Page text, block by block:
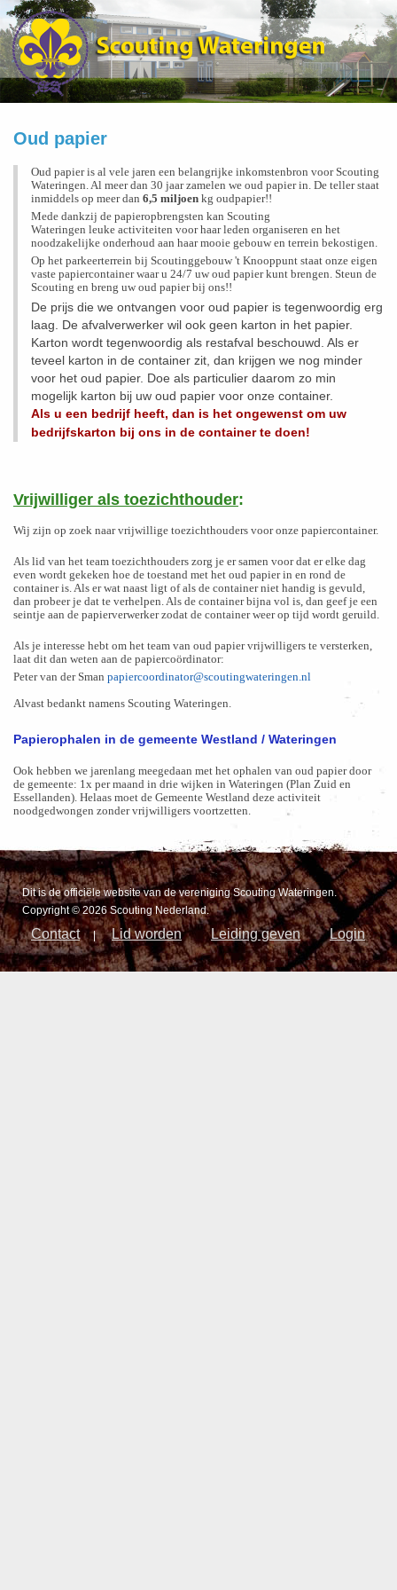
Oud papier
Oud papier is al vele jaren een belangrijke inkomstenbron voor Scouting
Wateringen. Al meer dan 30 jaar zamelen we oud papier in. De teller staat
inmiddels op meer dan 6,5 miljoen kg oudpapier!!
Mede dankzij de papieropbrengsten kan Scouting
Wateringen leuke activiteiten voor haar leden organiseren en het
noodzakelijke onderhoud aan haar mooie gebouw en terrein bekostigen.
Op het parkeerterrein bij Scoutinggebouw 't Knooppunt staat onze eigen
vaste papiercontainer waar u 24/7 uw oud papier kunt brengen. Steun de
Scouting en breng uw oud papier bij ons!!
De prijs die we ontvangen voor oud papier is tegenwoordig erg
laag. De afvalverwerker wil ook geen karton in het papier.
Karton wordt tegenwoordig als restafval beschouwd. Als er
teveel karton in de container zit, dan krijgen we nog minder
voor het oud papier. Doe als particulier daarom zo min
mogelijk karton bij uw oud papier voor onze container.
Als u een bedrijf heeft, dan is het ongewenst om uw
bedrijfskarton bij ons in de container te doen!
Vrijwilliger als toezichthouder:
Wij zijn op zoek naar vrijwillige toezichthouders voor onze papiercontainer.
Als lid van het team toezichthouders zorg je er samen voor dat er elke dag
even wordt gekeken hoe de toestand met het oud papier in en rond de
container is. Als er wat naast ligt of als de container niet handig is gevuld,
dan probeer je dat te verhelpen. Als de container bijna vol is, dan geef je een
seintje aan de papierverwerker zodat de container weer op tijd wordt geruild.
Als je interesse hebt om het team van oud papier vrijwilligers te versterken,
laat dit dan weten aan de papiercoördinator:
Peter van der Sman papiercoordinator@scoutingwateringen.nl
Alvast bedankt namens Scouting Wateringen.
Papierophalen in de gemeente Westland / Wateringen
Ook hebben we jarenlang meegedaan met het ophalen van oud papier door
de gemeente: 1x per maand in drie wijken in Wateringen (Plan Zuid en
Essellanden). Helaas moet de Gemeente Westland deze activiteit
noodgedwongen zonder vrijwilligers voortzetten.
Dit is de officiële website van de vereniging Scouting Wateringen.
Copyright © 2026 Scouting Nederland.
Contact | Lid worden Leiding geven Login